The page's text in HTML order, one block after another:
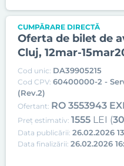
CUMPĂRARE DIRECTĂ
Oferta de bilet de
Cluj, 12mar-
Cod unic: DA39905215
Cod CPV: 60400000-2 -
(Rev.2)
Ofertant: RO 3553943
Preț estimativ: 1555 LEI (
Data publicării: 26.02.2026
Data finalizării: 26.02.2026